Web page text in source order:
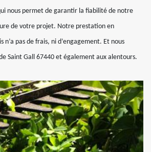
nous permet de garantir la fiabilité de notre
de votre projet. Notre prestation en
n’a pas de frais, ni d’engagement. Et nous
Saint Gall 67440 et également aux alentours.